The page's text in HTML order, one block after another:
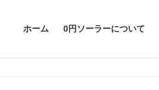
ホーム 0円ソーラーについて